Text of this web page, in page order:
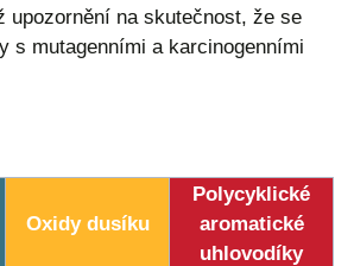
upozornění na skutečnost, že se
s mutagenními a karcinogenními
Oxidy dusíku
Polycyklické
aromatické
uhlovodíky